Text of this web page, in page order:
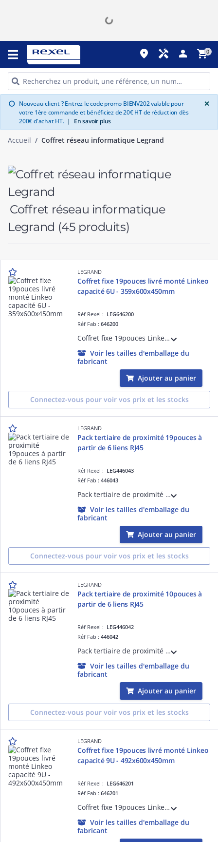
place handyman person shopping_cart0
info Nouveau client ? Entrez le code promo BIENV202 valable pour
votre 1ère commande et bénéficiez de 20€ HT de réduction dès
200€ d'achat HT. | En savoir plus
×
Accueil Coffret réseau informatique Legrand
Coffret réseau informatique
Legrand (45 produits)
LEGRAND
Coffret fixe 19pouces livré monté Linkeo
capacité 6U - 359x600x450mm
Réf Rexel : LEG646200
Réf Fab :646200
Coffret fixe 19pouces Linkeo capacité 6U livré monté 358x600x450mm IP20 IK08 équipé de porte, 2 montants 19pouces, panneaux latéraux fixes gris anthracite RAL7016
Voir les tailles d'emballage du
fabricant
Ajouter au panier
Connectez-vous pour voir vos prix et les stocks
LEGRAND
Pack tertiaire de proximité 19pouces à
partir de 6 liens RJ45
Réf Rexel : LEG446043
Réf Fab :446043
Pack tertiaire de proximité Linkeo 19pouces pour installation à partir de 6 liens RJ45 équipé d'un panneau de brassage avec cassette à équiper de 2x6 connecteurs RJ45, 6 cordons de brassage, étagère et 1 PDU
Voir les tailles d'emballage du
fabricant
Ajouter au panier
Connectez-vous pour voir vos prix et les stocks
LEGRAND
Pack tertiaire de proximité 10pouces à
partir de 6 liens RJ45
Réf Rexel : LEG446042
Réf Fab :446042
Pack tertiaire de proximité Linkeo 10pouces pour installation à partir de 6 liens RJ45 équipé d'un panneau de brassage avec 6 connecteurs RJ45, 6 cordons de brassage, étagère et 1 PDU
Voir les tailles d'emballage du
fabricant
Ajouter au panier
Connectez-vous pour voir vos prix et les stocks
LEGRAND
Coffret fixe 19pouces livré monté Linkeo
capacité 9U - 492x600x450mm
Réf Rexel : LEG646201
Réf Fab :646201
Coffret fixe 19pouces Linkeo capacité 9U livré monté 492x600x450mm IP20 IK08 équipé de porte, 2 montants 19pouces, panneaux latéraux fixes gris anthracite RAL7016
Voir les tailles d'emballage du
fabricant